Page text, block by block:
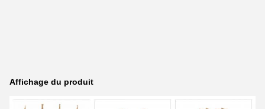
Affichage du produit